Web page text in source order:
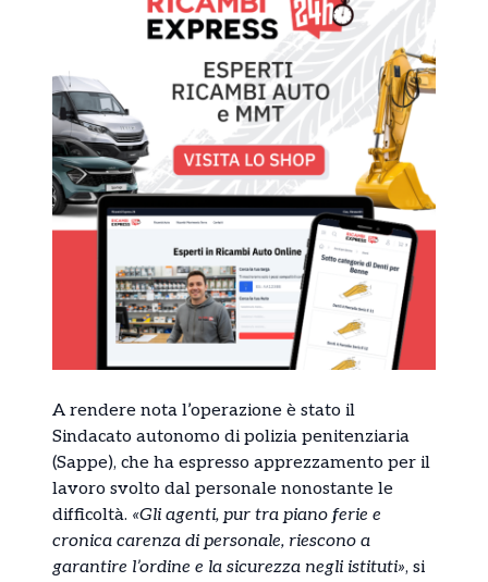
A rendere nota l’operazione è stato il
Sindacato autonomo di polizia penitenziaria
(Sappe), che ha espresso apprezzamento per il
lavoro svolto dal personale nonostante le
difficoltà. «Gli agenti, pur tra piano ferie e
cronica carenza di personale, riescono a
garantire l’ordine e la sicurezza negli istituti», si